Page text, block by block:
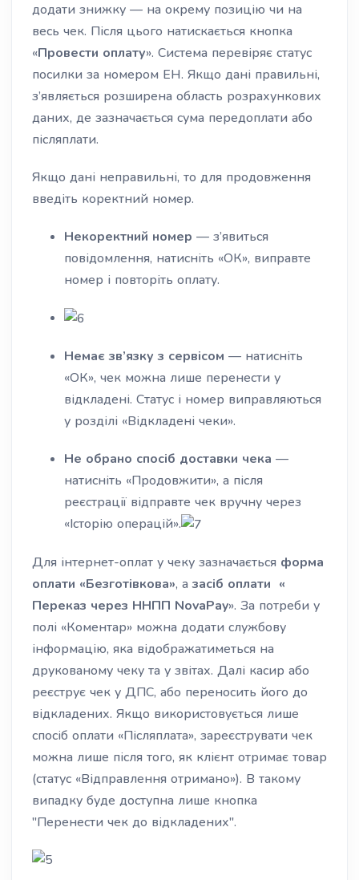
додати знижку — на окрему позицію чи на
весь чек. Після цього натискається кнопка
«Провести оплату». Система перевіряє статус
посилки за номером ЕН. Якщо дані правильні,
з’являється розширена область розрахункових
даних, де зазначається сума передоплати або
післяплати.
Якщо дані неправильні, то для продовження
введіть коректний номер.
Некоректний номер — з’явиться
повідомлення, натисніть «ОК», виправте
номер і повторіть оплату.
Немає зв’язку з сервісом — натисніть
«ОК», чек можна лише перенести у
відкладені. Статус і номер виправляються
у розділі «Відкладені чеки».
Не обрано спосіб доставки чека —
натисніть «Продовжити», а після
реєстрації відправте чек вручну через
«Історію операцій».
Для інтернет-оплат у чеку зазначається форма
оплати «Безготівкова», азасіб оплати «
Переказ через ННПП NovaPay». За потреби у
полі «Коментар» можна додати службову
інформацію, яка відображатиметься на
друкованому чеку та у звітах. Далі касир або
реєструє чек у ДПС, або переносить його до
відкладених. Якщо використовується лише
спосіб оплати «Післяплата», зареєструвати чек
можна лише після того, як клієнт отримає товар
(статус «Відправлення отримано»). В такому
випадку буде доступна лише кнопка
"Перенести чек до відкладених".